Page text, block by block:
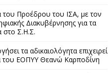
του Προέδρου του ΙΣΑ, με τον
Διακυβέρνησης για τα
στο Σ.Η.Σ.
τα αδικαιολόγητα επιχειρεί
του ΕΟΠΥΥ Θεανώ Καρποδίνη